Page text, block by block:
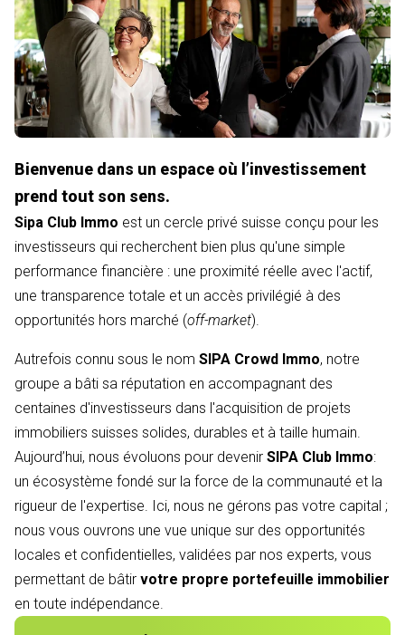
Bienvenue dans un espace où l’investissement
prend tout son sens.
Sipa Club Immo est un cercle privé suisse conçu pour les
investisseurs qui recherchent bien plus qu'une simple
performance financière : une proximité réelle avec l'actif,
une transparence totale et un accès privilégié à des
opportunités hors marché (off-market).
Autrefois connu sous le nom SIPA Crowd Immo, notre
groupe a bâti sa réputation en accompagnant des
centaines d'investisseurs dans l'acquisition de projets
immobiliers suisses solides, durables et à taille humain.
Aujourd’hui, nous évoluons pour devenir SIPA Club Immo:
un écosystème fondé sur la force de la communauté et la
rigueur de l'expertise. Ici, nous ne gérons pas votre capital ;
nous vous ouvrons une vue unique sur des opportunités
locales et confidentielles, validées par nos experts, vous
permettant de bâtir votre propre portefeuille immobilier
en toute indépendance.